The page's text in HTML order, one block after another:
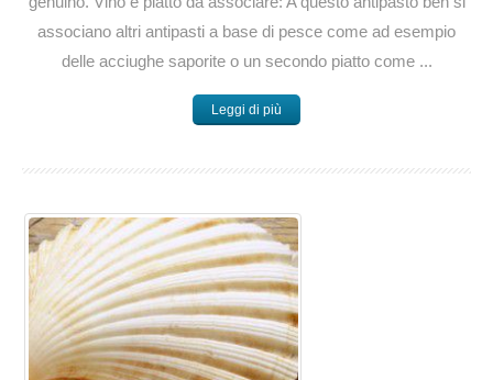
associano altri antipasti a base di pesce come ad esempio
delle acciughe saporite o un secondo piatto come ...
Leggi di più